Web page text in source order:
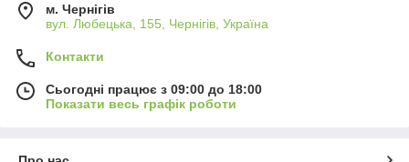
м. Чернігів
вул. Любецька, 155, Чернігів, Україна
Контакти
Сьогодні працює з 09:00 до 18:00
Показати весь графік роботи